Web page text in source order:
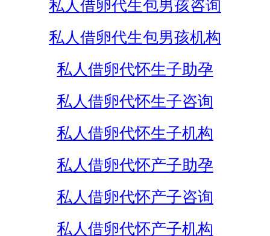
私人借卵代生包男孩咨询
私人借卵代生包男孩机构
私人借卵代怀生子助孕
私人借卵代怀生子咨询
私人借卵代怀生子机构
私人借卵代怀产子助孕
私人借卵代怀产子咨询
私人借卵代怀产子机构